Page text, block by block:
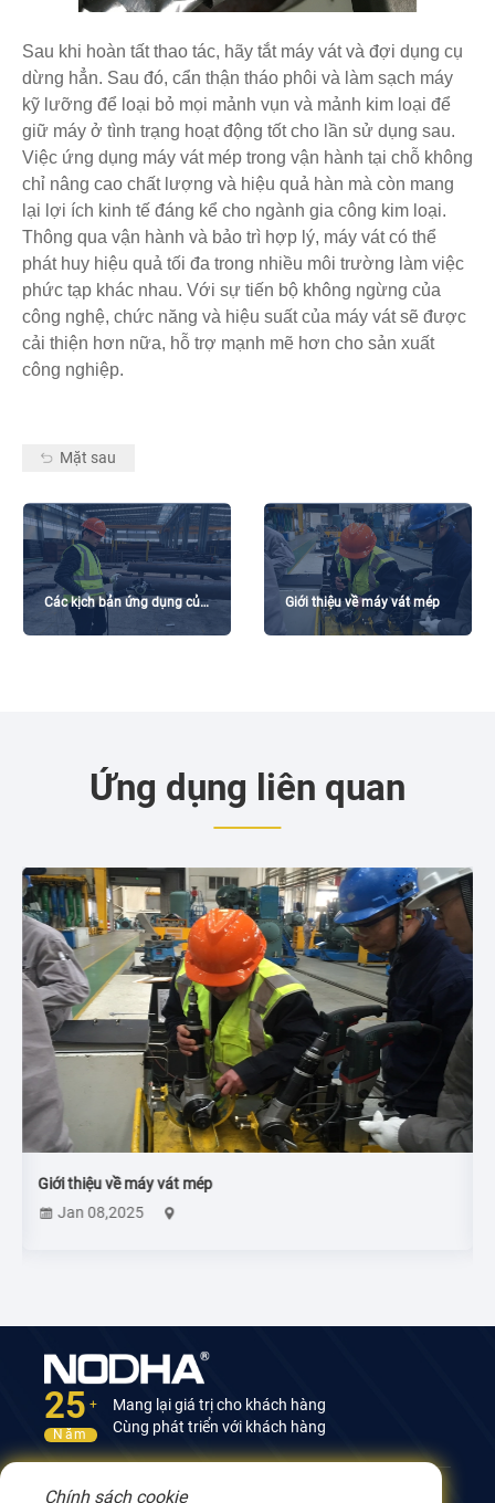
Sau khi hoàn tất thao tác, hãy tắt máy vát và đợi dụng cụ
dừng hẳn. Sau đó, cẩn thận tháo phôi và làm sạch máy
kỹ lưỡng để loại bỏ mọi mảnh vụn và mảnh kim loại để
giữ máy ở tình trạng hoạt động tốt cho lần sử dụng sau.
Việc ứng dụng máy vát mép trong vận hành tại chỗ không
chỉ nâng cao chất lượng và hiệu quả hàn mà còn mang
lại lợi ích kinh tế đáng kể cho ngành gia công kim loại.
Thông qua vận hành và bảo trì hợp lý, máy vát có thể
phát huy hiệu quả tối đa trong nhiều môi trường làm việc
phức tạp khác nhau. Với sự tiến bộ không ngừng của
công nghệ, chức năng và hiệu suất của máy vát sẽ được
cải thiện hơn nữa, hỗ trợ mạnh mẽ hơn cho sản xuất
công nghiệp.
Mặt sau
Các kịch bản ứng dụng của
Máy vát mép
Giới thiệu về máy vát mép
Ứng dụng liên quan
Giới thiệu về máy vát mép
Jan 08,2025
25 +
Năm
Mang lại giá trị cho khách hàng
Cùng phát triển với khách hàng
Chính sách cookie